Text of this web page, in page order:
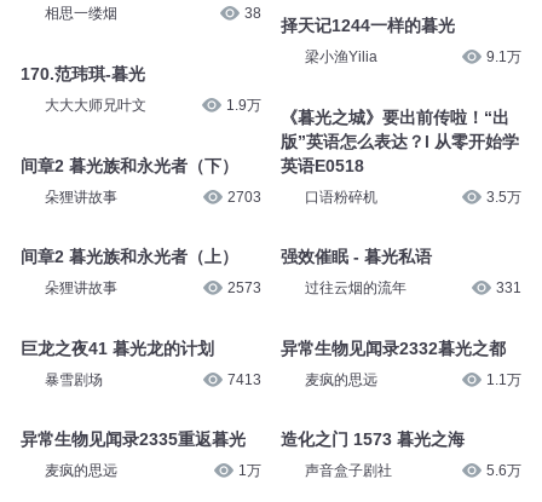
相思一缕烟 38
170.范玮琪-暮光
大大大师兄叶文 1.9万
间章2 暮光族和永光者（下）
朵狸讲故事 2703
间章2 暮光族和永光者（上）
朵狸讲故事 2573
巨龙之夜41 暮光龙的计划
暴雪剧场 7413
异常生物见闻录2335重返暮光
麦疯的思远 1万
择天记1244一样的暮光
梁小渔Yilia 9.1万
《暮光之城》要出前传啦！“出
版”英语怎么表达？l 从零开始学
英语E0518
口语粉碎机 3.5万
强效催眠 - 暮光私语
过往云烟的流年 331
异常生物见闻录2332暮光之都
麦疯的思远 1.1万
造化之门 1573 暮光之海
声音盒子剧社 5.6万